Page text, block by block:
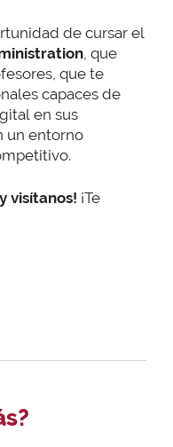
de cursar el
, que
que te
capaces de
en sus
un entorno
visítanos! ¡Te